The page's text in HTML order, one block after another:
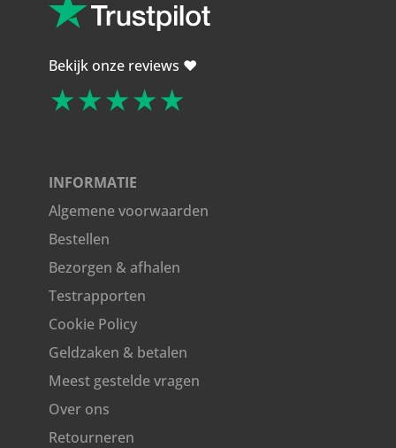
Bekijk onze reviews ❤️
★★★★★
INFORMATIE
Algemene voorwaarden
Bestellen
Bezorgen & afhalen
Testrapporten
Cookie Policy
Geldzaken & betalen
Meest gestelde vragen
Over ons
Retourneren